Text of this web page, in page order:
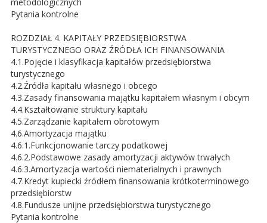
Pytania kontrolne
ROZDZIAŁ 4. KAPITAŁY PRZEDSIĘBIORSTWA
TURYSTYCZNEGO ORAZ ŹRÓDŁA ICH FINANSOWANIA
4.1.Pojęcie i klasyfikacja kapitałów przedsiębiorstwa
turystycznego
4.2.Źródła kapitału własnego i obcego
4.3.Zasady finansowania majątku kapitałem własnym i obcym
4.4.Kształtowanie struktury kapitału
4.5.Zarządzanie kapitałem obrotowym
4.6.Amortyzacja majątku
4.6.1.Funkcjonowanie tarczy podatkowej
4.6.2.Podstawowe zasady amortyzacji aktywów trwałych
4.6.3.Amortyzacja wartości niematerialnych i prawnych
4.7.Kredyt kupiecki źródłem finansowania krótkoterminowego
przedsiębiorstw
4.8.Fundusze unijne przedsiębiorstwa turystycznego
Pytania kontrolne